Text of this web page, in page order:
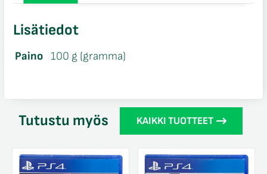
Lisätiedot
Paino 100 g (gramma)
Tutustu myös KAIKKI TUOTTEET